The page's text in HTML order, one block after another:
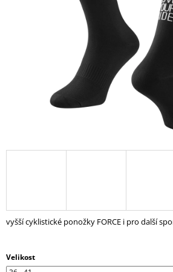
vyšší cyklistické ponožky FORCE i pro další
Velikost
P
O
Č